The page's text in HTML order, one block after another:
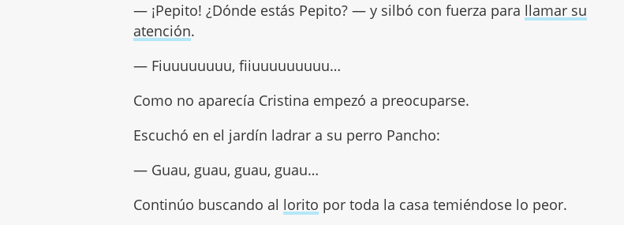
— ¡Pepito! ¿Dónde estás Pepito? — y silbó con fuerza para llamar su
atención.
— Fiuuuuuuuu, fiiuuuuuuuuu…
Como no aparecía Cristina empezó a preocuparse.
Escuchó en el jardín ladrar a su perro Pancho:
— Guau, guau, guau, guau…
Continúo buscando al lorito por toda la casa temiéndose lo peor.